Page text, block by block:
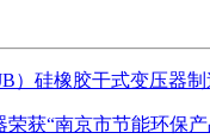
）硅橡胶干式变压器
荣获“南京市节能环保产